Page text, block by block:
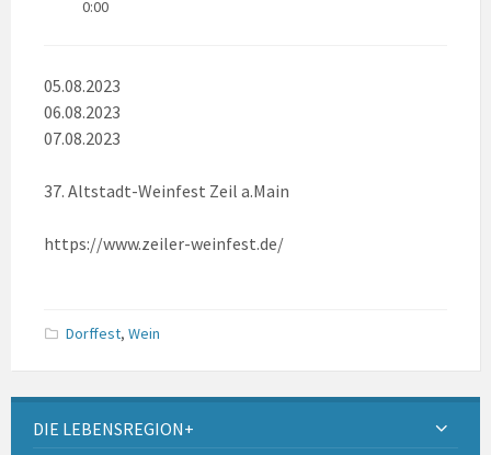
0:00
05.08.2023
06.08.2023
07.08.2023
37. Altstadt-Weinfest Zeil a.Main
https://www.zeiler-weinfest.de/
Dorffest, Wein
DIE LEBENSREGION+